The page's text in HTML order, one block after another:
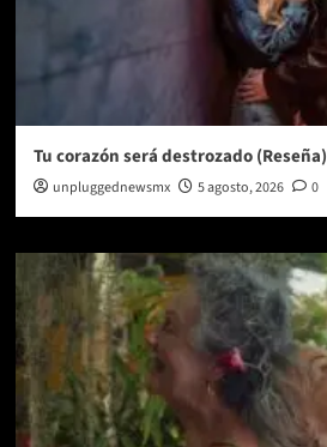
Tu corazón será destrozado (Reseña)
unpluggednewsmx 5 agosto, 2026 0